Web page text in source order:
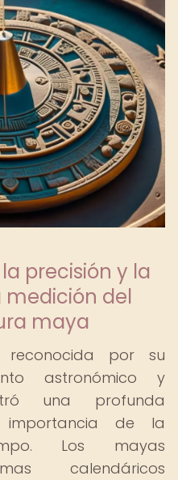
precisión y la
del
maya
reconocida por su
astronómico y
una profunda
de la
Los mayas
calendáricos